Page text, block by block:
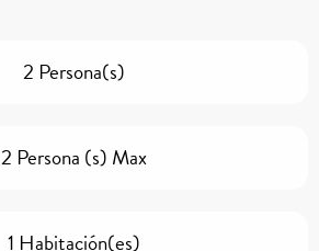
2 Persona(s)
2 Persona (s) Max
1 Habitación(es)